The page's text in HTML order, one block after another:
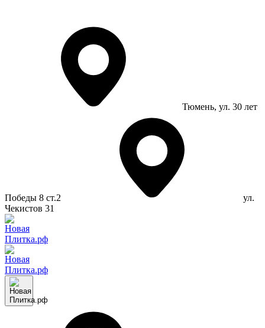
Тюмень, ул. 30 лет
Победы 8 ст.2
ул.
Чекистов 31